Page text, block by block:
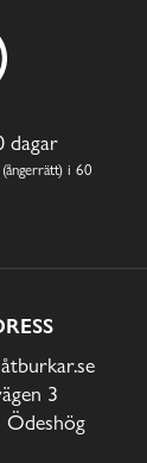
dagar
i 60
3
Ödeshög